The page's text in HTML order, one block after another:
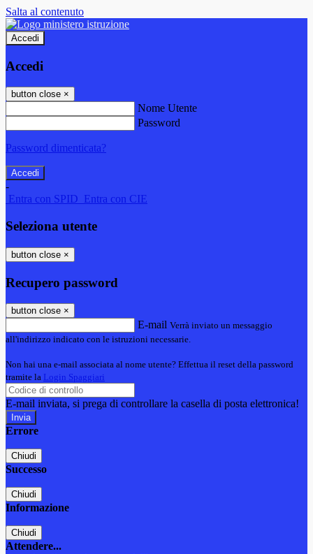
Salta al contenuto
Accedi
Accedi
button close ×
Nome Utente
Password
Password dimenticata?
-
Entra con SPID Entra con CIE
Seleziona utente
button close ×
Recupero password
button close ×
E-mail Verrà inviato un messaggio
all'indirizzo indicato con le istruzioni necessarie.
Non hai una e-mail associata al nome utente? Effettua il reset della password
tramite la Login Spaggiari
E-mail inviata, si prega di controllare la casella di posta elettronica!
Errore
Chiudi
Successo
Chiudi
Informazione
Chiudi
Attendere...